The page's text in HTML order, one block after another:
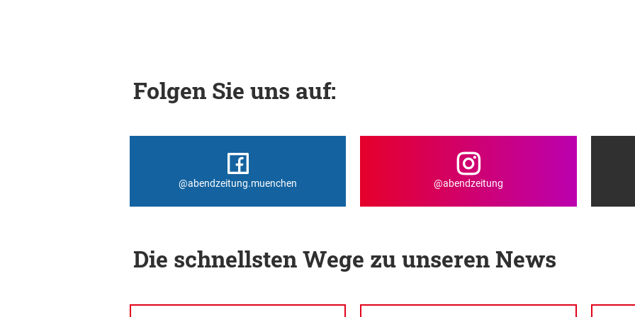
Folgen Sie uns auf:
@abendzeitung.muenchen @abendzeitung
Die schnellsten Wege zu unseren News